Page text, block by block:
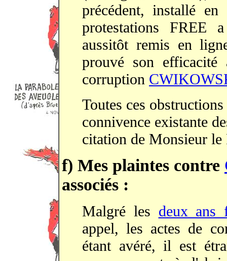
précédent, installé
protestations FREE
aussitôt remis en
prouvé son efficacité
corruption
Toutes ces
connivence existante
citation de Monsieur
f) Mes plaintes contre
associés :
Malgré les deux ans
appel, les actes de
étant avéré, il est